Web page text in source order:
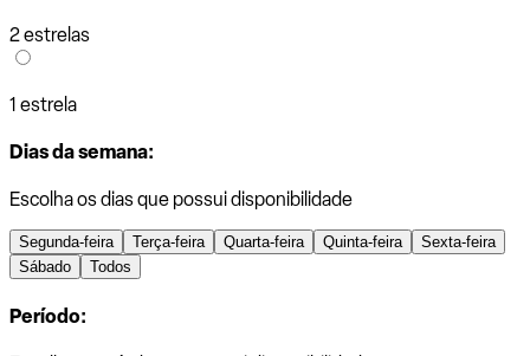
2 estrelas
1 estrela
Dias da semana:
Escolha os dias que possui disponibilidade
Segunda-feira Terça-feira Quarta-feira Quinta-feira
Sexta-feira
Sábado
Todos
Período: